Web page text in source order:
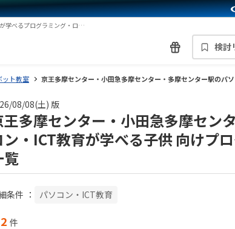
京王多摩センター・小田急多摩センター・多摩センター駅のパソコン・ICT教育が学べるプログラミング・ロボット教室一覧
検討
ット教室 京王多摩センター・小田急多摩センター・多摩センター駅のパ
08/08(土) 版
王多摩センター・小田急多摩セン
ン・ICT教育が学べる子供 向けプ
覧
条件 ： パソコン・ICT教育
2 件